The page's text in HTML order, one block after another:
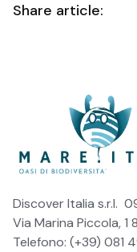
Share article:
Discover Italia s.r.l.
Via Marina Piccola,
Telefono: (+39) 081